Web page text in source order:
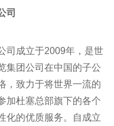
司
司成立于2009年，是世
集团公司在中国的子公
，致力于将世界一流的
加杜塞总部旗下的各个
化的优质服务。自成立